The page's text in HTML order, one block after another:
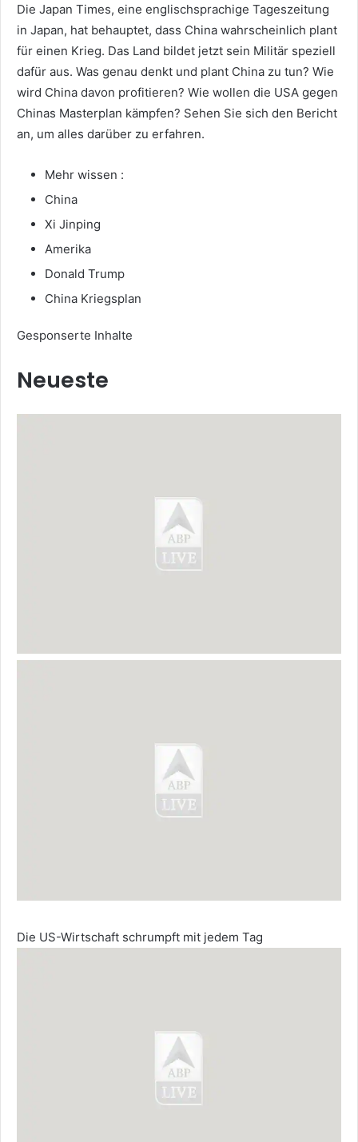
Die Japan Times, eine englischsprachige Tageszeitung
in Japan, hat behauptet, dass China wahrscheinlich plant
für einen Krieg. Das Land bildet jetzt sein Militär speziell
dafür aus. Was genau denkt und plant China zu tun? Wie
wird China davon profitieren? Wie wollen die USA gegen
Chinas Masterplan kämpfen? Sehen Sie sich den Bericht
an, um alles darüber zu erfahren.
Mehr wissen :
China
Xi Jinping
Amerika
Donald Trump
China Kriegsplan
Gesponserte Inhalte
Neueste
Die US-Wirtschaft schrumpft mit jedem Tag